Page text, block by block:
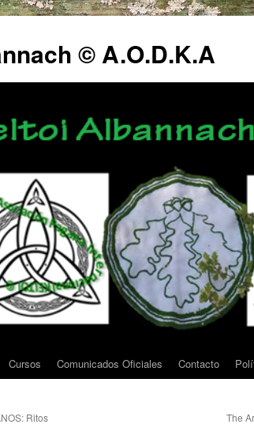
© A.O.D.K.A
Cursos Comunicados Oficiales Contacto
Ritos
The